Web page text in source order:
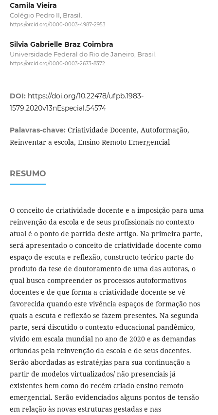
Camila Vieira
Colégio Pedro II, Brasil.
https://orcid.org/0000-0003-4987-2953
Silvia Gabrielle Braz Coimbra
Universidade Federal do Rio de Janeiro, Brasil.
https://orcid.org/0000-0003-2673-8372
DOI: https://doi.org/10.22478/ufpb.1983-
1579.2020v13nEspecial.54574
Palavras-chave: Criatividade Docente, Autoformação,
Reinventar a escola, Ensino Remoto Emergencial
RESUMO
O conceito de criatividade docente e a imposição para uma
reinvenção da escola e de seus profissionais no contexto
atual é o ponto de partida deste artigo. Na primeira parte,
será apresentado o conceito de criatividade docente como
espaço de escuta e reflexão, constructo teórico parte do
produto da tese de doutoramento de uma das autoras, o
qual busca compreender os processos autoformativos
docentes e de que forma a criatividade docente se vê
favorecida quando este vivência espaços de formação nos
quais a escuta e reflexão se fazem presentes. Na segunda
parte, será discutido o contexto educacional pandêmico,
vivido em escala mundial no ano de 2020 e as demandas
oriundas pela reinvenção da escola e de seus docentes.
Serão abordadas as estratégias para sua continuação a
partir de modelos virtualizados/ não presenciais já
existentes bem como do recém criado ensino remoto
emergencial. Serão evidenciados alguns pontos de tensão
em relação às novas estruturas gestadas e nas